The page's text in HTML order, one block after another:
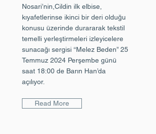
Nosari’nin,Cildin ilk elbise,
kıyafetlerinse ikinci bir deri olduğu
konusu üzerinde durararak tekstil
temelli yerleştirmeleri izleyicelere
sunacağı sergisi “Melez Beden” 25
Temmuz 2024 Perşembe günü
saat 18:00 de Barın Han’da
açılıyor.
Read More